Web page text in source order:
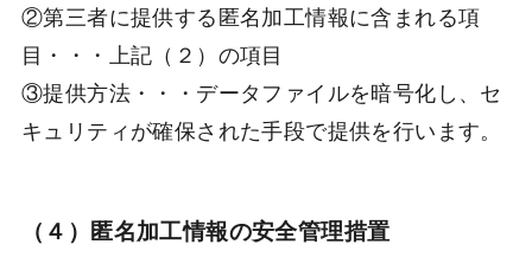
②第三者に提供する匿名加工情報に含まれる項
目・・・上記（２）の項目
③提供方法・・・データファイルを暗号化し、セ
キュリティが確保された手段で提供を行います。
（４）匿名加工情報の安全管理措置